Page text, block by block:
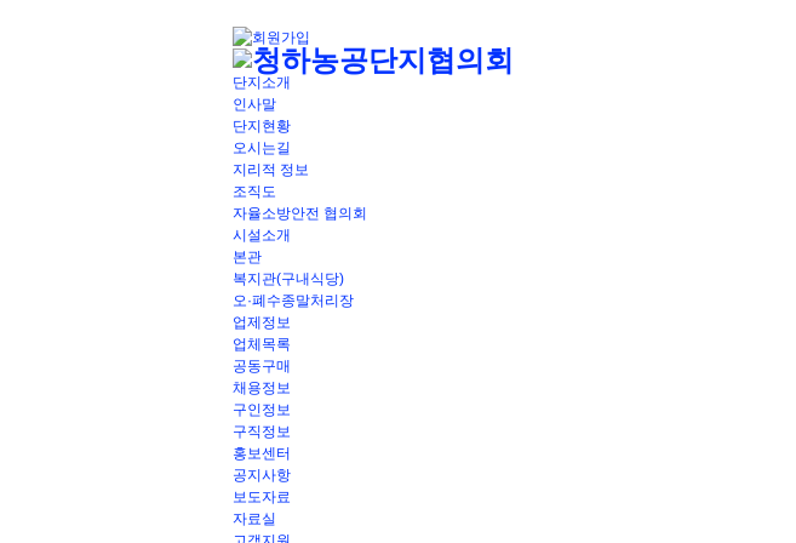
단지소개
인사말
단지현황
오시는길
지리적 정보
조직도
자율소방안전 협의회
시설소개
본관
복지관(구내식당)
오·폐수종말처리장
업제정보
업체목록
공동구매
채용정보
구인정보
구직정보
홍보센터
공지사항
보도자료
자료실